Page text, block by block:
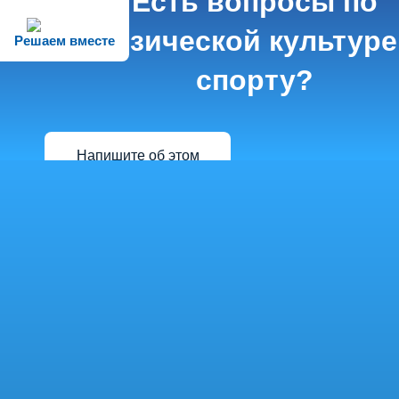
Решаем вместефизической
спорту?
Напишите об этом